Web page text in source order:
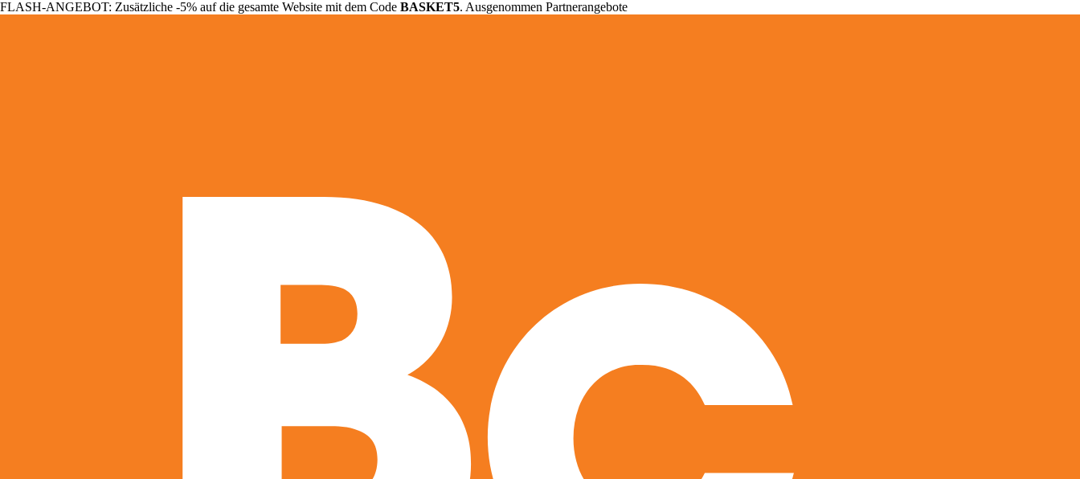
FLASH-ANGEBOT: Zusätzliche -5% auf die gesamte Website mit dem Code BASKET5. Ausgenommen Partnerangebote